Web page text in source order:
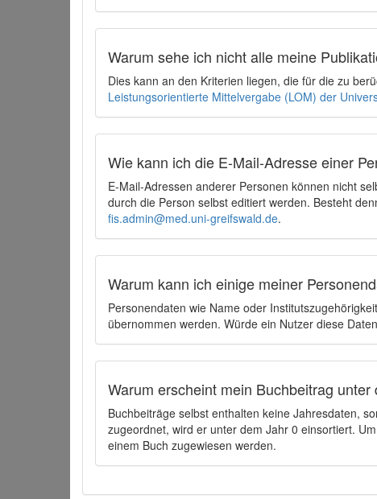
Warum sehe ich nicht alle meine
Dies kann an den Kriterien liegen, die für die zu
Leistungsorientierte Mittelvergabe (LOM) der
Wie kann ich die E-Mail-Adresse einer
E-Mail-Adressen anderer Personen können nicht
durch die Person selbst editiert werden. Besteht
fis.admin@med.uni-greifswald.de.
Warum kann ich einige meiner
Personendaten wie Name oder
übernommen werden. Würde ein Nutzer diese
Warum erscheint mein Buchbeitrag unter
Buchbeiträge selbst enthalten keine Jahresdaten,
zugeordnet, wird er unter dem Jahr 0 einsortiert.
einem Buch zugewiesen werden.